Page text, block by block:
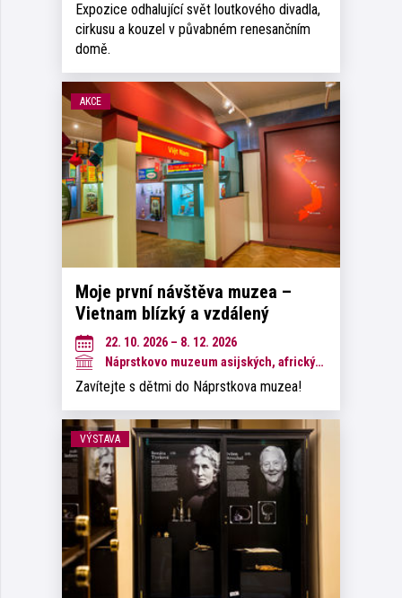
Expozice odhalující svět loutkového divadla,
cirkusu a kouzel v půvabném renesančním
domě.
AKCE
Moje první návštěva muzea –
Vietnam blízký a vzdálený
22. 10. 2026 – 8. 12. 2026
Náprstkovo muzeum asijských, afrických a amerických kultur
Zavítejte s dětmi do Náprstkova muzea!
VÝSTAVA